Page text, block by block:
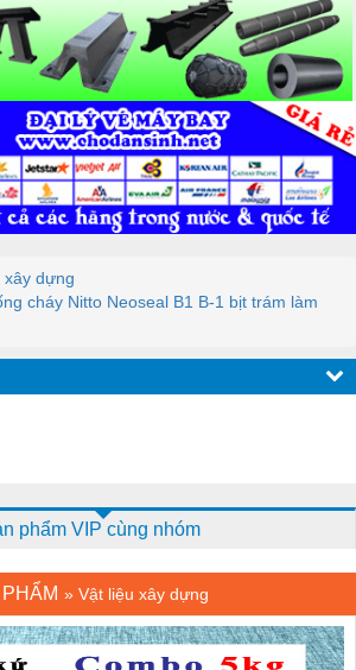
xây dựng
cháy Nitto Neoseal B1 B-1 bịt trám làm
phẩm VIP cùng nhóm
» Vật liệu xây dựng